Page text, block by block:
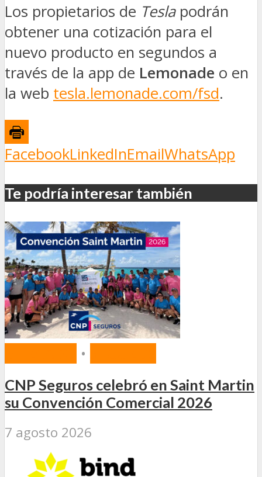
Los propietarios de Teslapodrán
obtener una cotización para el
nuevo producto en segundos a
través de la app de Lemonade o en
la web tesla.lemonade.com/fsd.
FacebookLinkedInEmailWhatsApp
Te podría interesar también
•
CNP Seguros celebró en Saint Martin
su Convención Comercial 2026
7 agosto 2026